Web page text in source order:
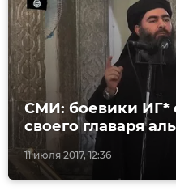
11 июля 2017, 12:36
СМИ: боевики ИГ*
своего главаря